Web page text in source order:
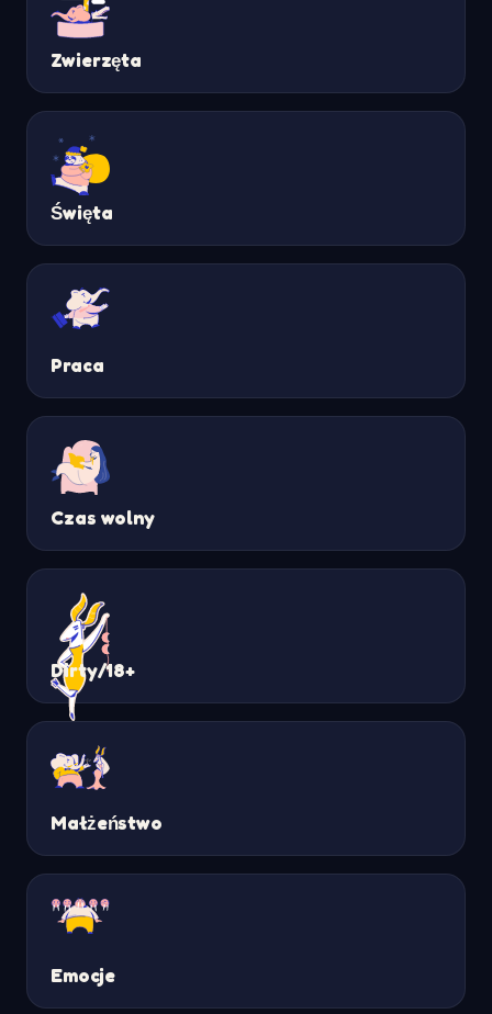
Zwierzęta
Święta
Praca
Czas wolny
Dirty/18+
Małżeństwo
Emocje